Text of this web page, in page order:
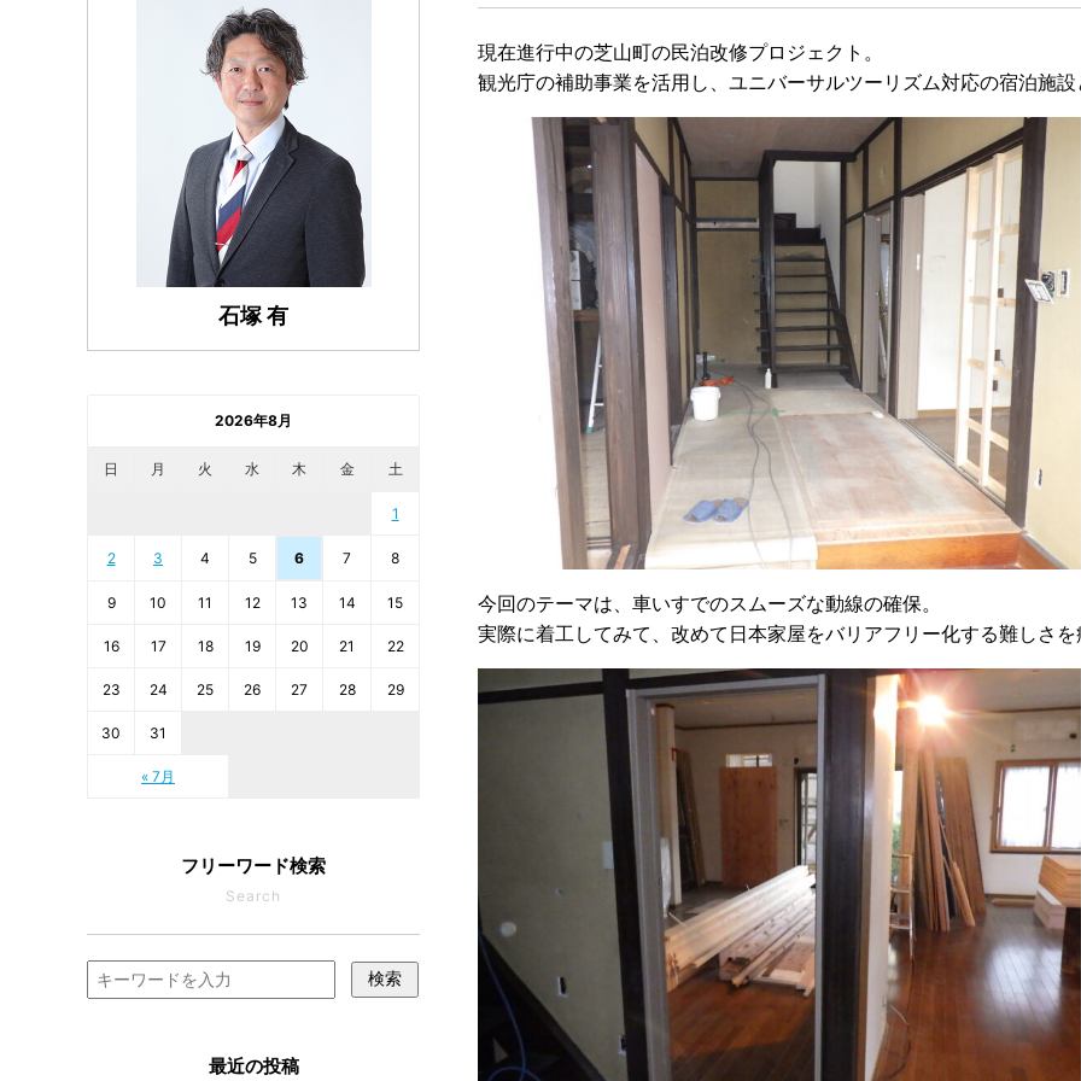
現在進行中の芝山町の民泊改修プロジェクト。
観光庁の補助事業を活用し、ユニバーサルツーリズム対応の宿泊施設
今回のテーマは、車いすでのスムーズな動線の確保。
実際に着工してみて、改めて日本家屋をバリアフリー化する難しさを
石塚 有
2026年8月
日 月 火 水 木 金 土
« 7月
1
2 3 4 5 6 7 8
9 10 11 12 13 14 15
16 17 18 19 20 21 22
23 24 25 26 27 28 29
30 31
フリーワード検索
Search
検索
最近の投稿